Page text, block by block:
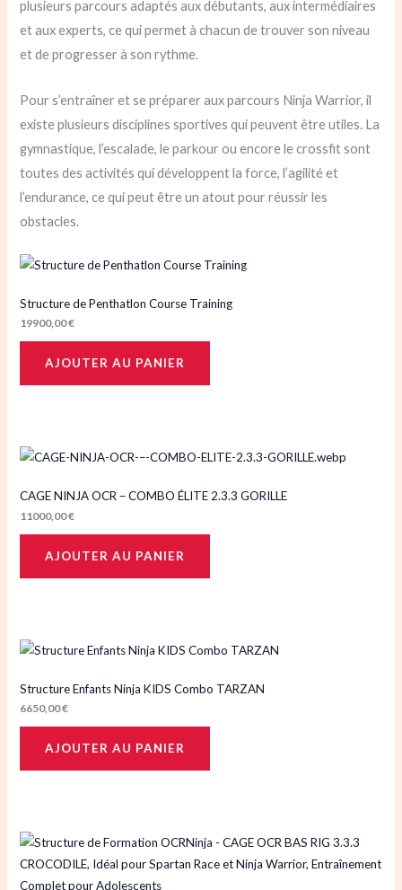
plusieurs parcours adaptés aux débutants, aux intermédiaires
et aux experts, ce qui permet à chacun de trouver son niveau
et de progresser à son rythme.
Pour s’entraîner et se préparer aux parcours Ninja Warrior, il
existe plusieurs disciplines sportives qui peuvent être utiles. La
gymnastique, l’escalade, le parkour ou encore le crossfit sont
toutes des activités qui développent la force, l’agilité et
l’endurance, ce qui peut être un atout pour réussir les
obstacles.
Structure de Penthatlon Course Training
19900,00€
AJOUTER AU PANIER
CAGE NINJA OCR – COMBO ÉLITE 2.3.3 GORILLE
11000,00€
AJOUTER AU PANIER
Structure Enfants Ninja KIDS Combo TARZAN
6650,00€
AJOUTER AU PANIER